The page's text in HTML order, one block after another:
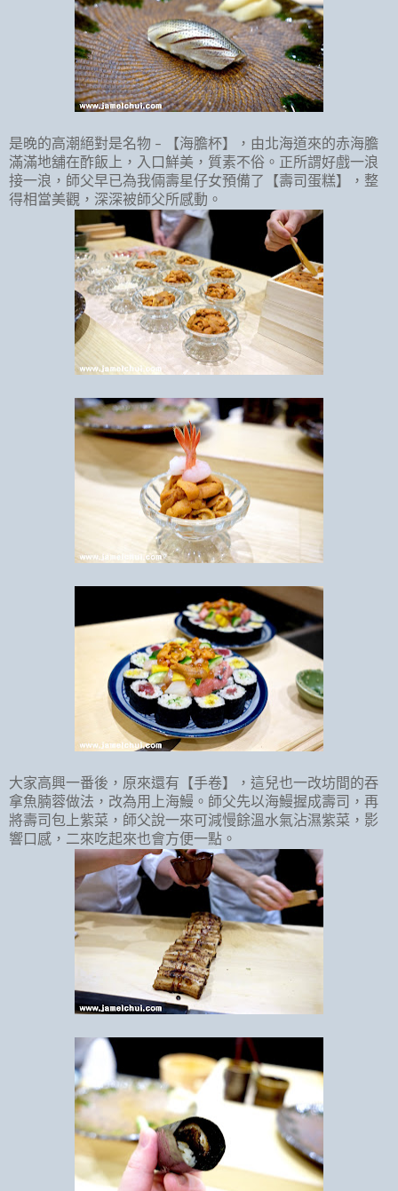
是晚的高潮絕對是名物 –
【海膽杯】，由北海道來的赤海膽
滿滿地舖在酢飯上，入口鮮美，質素不俗。正所謂好戲一浪
接一浪，師父早已為我倆壽星仔女預備了【壽司蛋糕】，整
得相當美觀，深深被師父所感動。
大家高興一番後，原來還有【手卷】，這兒也一改坊間的吞
拿魚腩蓉做法，改為用上海鰻。師父先以海鰻握成壽司，再
將壽司包上紫菜，師父說一來可減慢餘溫水氣沾濕紫菜，影
響口感，二來吃起來也會方便一點。